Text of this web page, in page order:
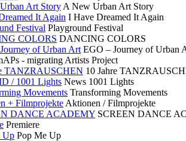
Art Story A New Urban Art Story
It Again I Have Dreamed It Again
Festival Playground Festival
COLORS DANCING COLORS
of Urban Art EGO – Journey of Urban
- migrating Artists Project
TANZRAUSCHEN 10 Jahre
/ 1001 Lights News 1001 Lights
Movements Transforming Movements
+ Filmprojekte Aktionen / Filmprojekte
DANCE ACADEMY SCREEN DANCE
Premiere
Up Pop Me Up